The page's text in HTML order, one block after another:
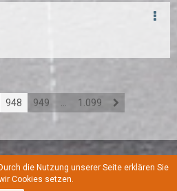
948 949 1.099
Kontakt
die Nutzung unserer Seite erklären Sie
Cookies setzen.